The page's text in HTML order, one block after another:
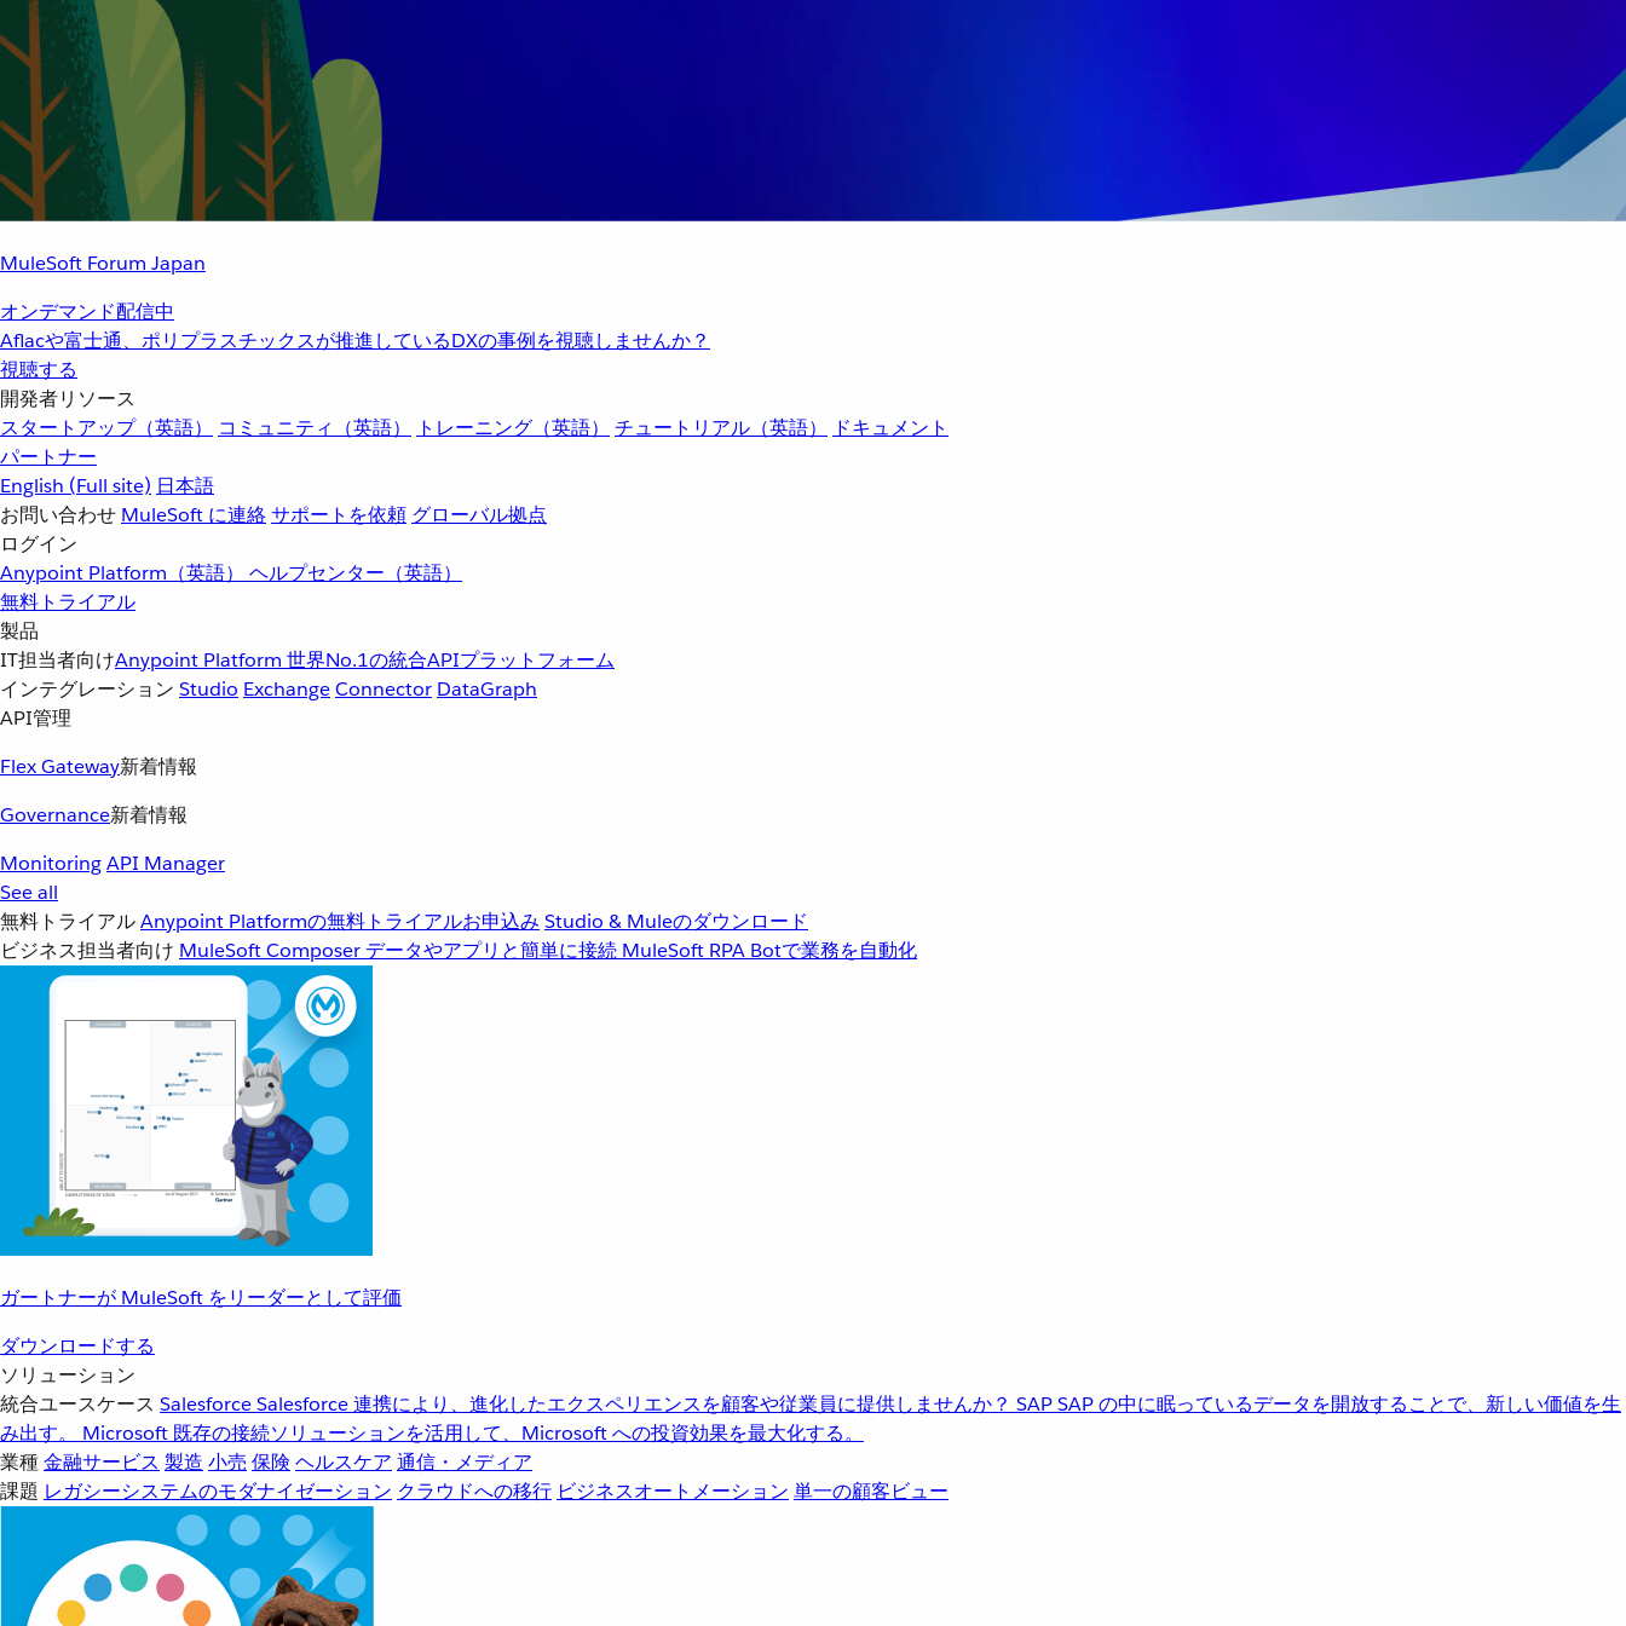
MuleSoft Forum Japan
オンデマンド配信中
Aflacや富士通、ポリプラスチックスが推進しているDXの事例を視聴しませんか？
視聴する
開発者リソース
スタートアップ（英語）
コミュニティ（英語） トレーニング（英語） チュートリアル（英語）
ドキュメント
パートナー
English (Full site) 日本語
お問い合わせ MuleSoft に連絡サポートを依頼 グローバル拠点
ログイン
Anypoint Platform（英語） ヘルプセンター（英語）
無料トライアル
製品
IT担当者向けAnypoint Platform 世界No.1の統合APIプラットフォーム
インテグレーション Studio ExchangeConnector DataGraph
API管理
Flex Gateway新着情報
Governance新着情報
MonitoringAPI Manager
See all
無料トライアルAnypoint Platformの無料トライアルお申込み Studio & Muleのダウンロード
ビジネス担当者向け MuleSoft Composer データやアプリと簡単に接続 MuleSoft RPA Botで業務を自動化
ガートナーが MuleSoft をリーダーとして評価
ダウンロードする
ソリューション
統合ユースケース SalesforceSalesforce 連携により、進化したエクスペリエンスを顧客や従業員に提供しませんか？ SAPSAP の中に眠っているデータを開放することで、新しい価値を生
み出す。
Microsoft 既存の接続ソリューションを活用して、Microsoft への投資効果を最大化する。
業種金融サービス 製造 小売 保険 ヘルスケア 通信・メディア
課題 レガシーシステムのモダナイゼーション クラウドへの移行 ビジネスオートメーション 単一の顧客ビュー